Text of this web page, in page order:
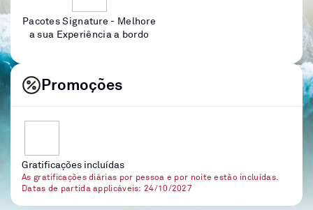
Pacotes Signature - Melhore
a sua Experiência a bordo
Promoções
Gratificações incluídas
As gratificações diárias por pessoa e por noite estão incluídas.
Datas de partida applicáveis: 24/10/2027